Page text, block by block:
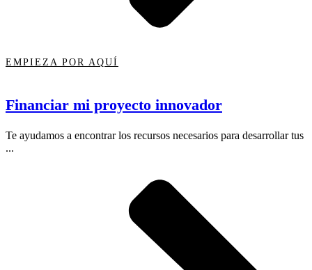
EMPIEZA POR AQUÍ
Financiar mi proyecto innovador
Te ayudamos a encontrar los recursos necesarios para desarrollar tus
...